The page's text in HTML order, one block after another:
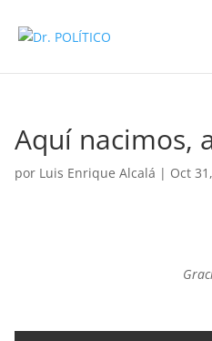
Aquí nacimos,
por Luis Enrique Alcalá | Oct